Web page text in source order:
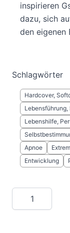
inspirieren
dazu, sich
den eigenen
Schlagwörter
Hardcover,
Lebenshilfe,
Apnoe
Entwicklung
Menge